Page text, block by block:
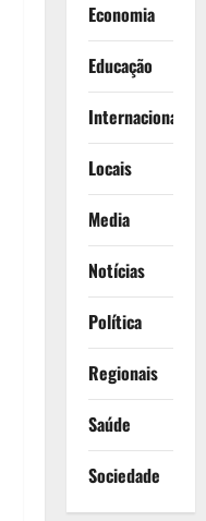
Economia
Educação
Internacionais
Locais
Media
Notícias
Política
Regionais
Saúde
Sociedade